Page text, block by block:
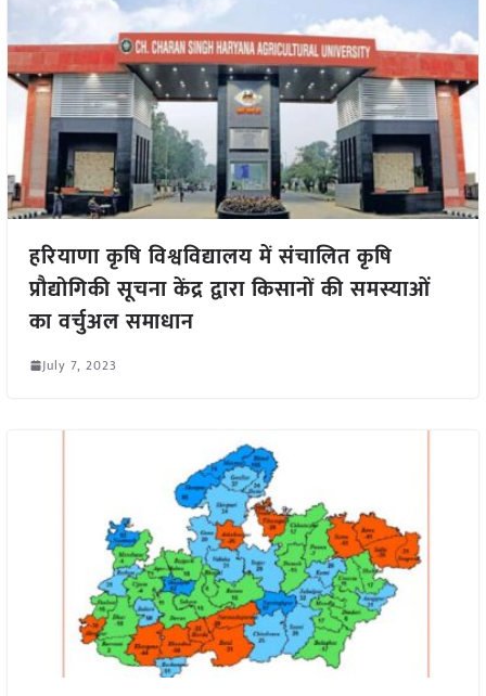
हरियाणा कृषि विश्वविद्यालय में संचालित कृषि
प्रौद्योगिकी सूचना केंद्र द्वारा किसानों की समस्याओं
का वर्चुअल समाधान
July 7, 2023